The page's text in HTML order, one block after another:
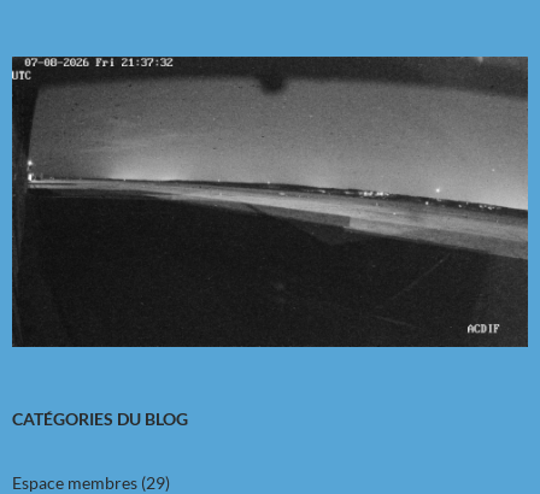
CATÉGORIES DU BLOG
Espace membres (29)